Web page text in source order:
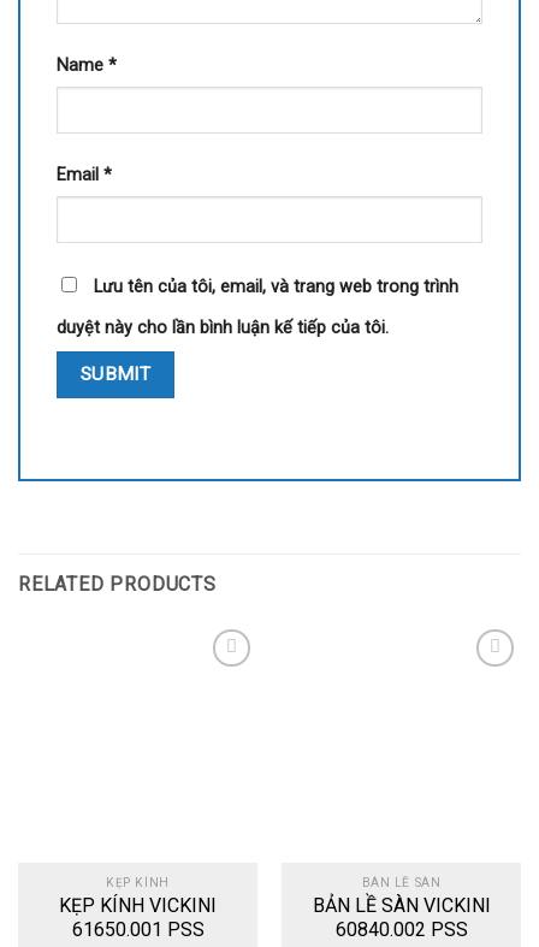
Name *
Email *
Lưu tên của tôi, email, và trang web trong trình
duyệt này cho lần bình luận kế tiếp của tôi.
RELATED PRODUCTS
KẸP KÍNH
KẸP KÍNH VICKINI
61650.001 PSS
BÀN LỀ SÀN
BẢN LỀ SÀN VICKINI
60840.002 PSS